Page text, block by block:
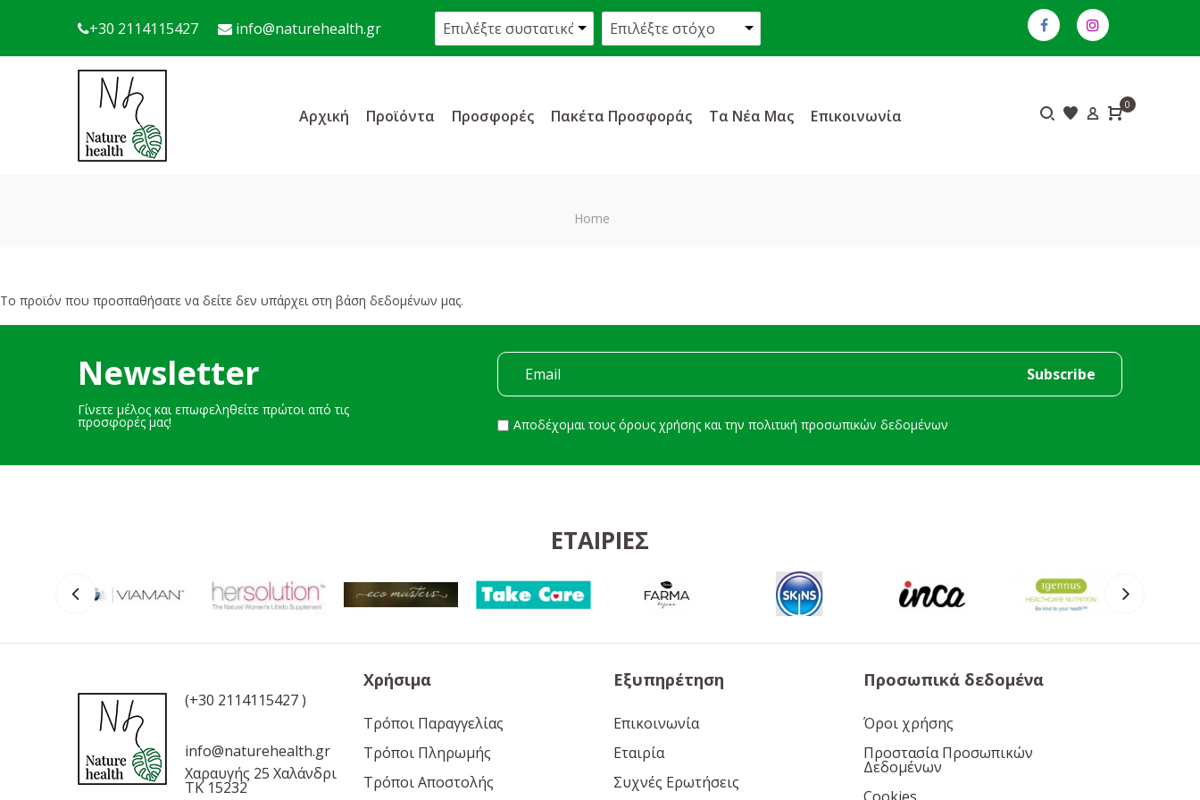
+30 2114115427 info@naturehealth.gr
Αρχική Προϊόντα Προσφορές Πακέτα Προσφοράς Τα Νέα Μας Επικοινωνία
0
Home
Το προϊόν που προσπαθήσατε να δείτε δεν υπάρχει στη βάση δεδομένων μας.
Newsletter
Γίνετε μέλος και επωφεληθείτε πρώτοι από τις
προσφορές μας! Αποδέχομαι τους όρους χρήσης και την πολιτική προσωπικών δεδομένων
ΕΤΑΙΡΊΕΣ
(+30 2114115427 )
info@naturehealth.gr
Χαραυγής 25 Χαλάνδρι
ΤΚ 15232
Χρήσιμα
Τρόποι Παραγγελίας
Τρόποι Πληρωμής
Τρόποι Αποστολής
Εξυπηρέτηση
Επικοινωνία
Εταιρία
Συχνές Ερωτήσεις
Προσωπικά δεδομένα
Όροι χρήσης
Προστασία Προσωπικών
Δεδομένων
Cookies